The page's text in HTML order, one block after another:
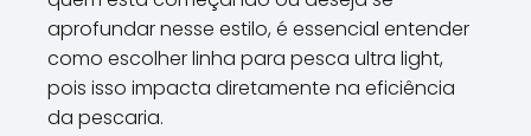
aprofundar nesse estilo, é essencial entender
como escolher linha para pesca ultra light,
pois isso impacta diretamente na eficiência
da pescaria.